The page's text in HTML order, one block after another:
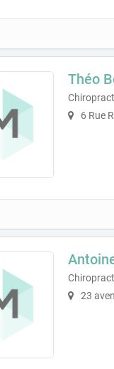
Théo
6 Rue
23